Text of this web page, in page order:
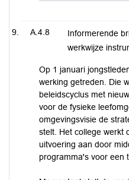
A.4.8
Informerende
werkwijze
Op 1 januari
werking getreden. Die
beleidscyclus met
voor de fysieke
omgevingsvisie de
stelt. Het college werkt
uitvoering aan door
programma's voor een